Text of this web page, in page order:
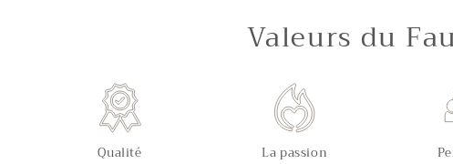
Valeurs du
Qualité La passion